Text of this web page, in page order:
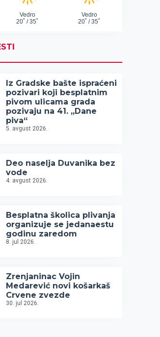
Iz Gradske bašte ispraćeni
pozivari koji besplatnim
pivom ulicama grada
pozivaju na 41. „Dane
piva“
5. avgust 2026.
Deo naselja Duvanika bez
vode
4. avgust 2026.
Besplatna školica plivanja
organizuje se jedanaestu
godinu zaredom
8. jul 2026.
Zrenjaninac Vojin
Medarević novi košarkaš
Crvene zvezde
30. jul 2026.